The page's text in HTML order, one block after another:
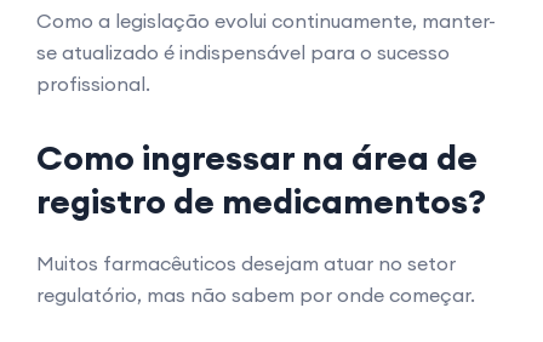
Como a legislação evolui continuamente, manter-
se atualizado é indispensável para o sucesso
profissional.
Como ingressar na área de
registro de medicamentos?
Muitos farmacêuticos desejam atuar no setor
regulatório, mas não sabem por onde começar.